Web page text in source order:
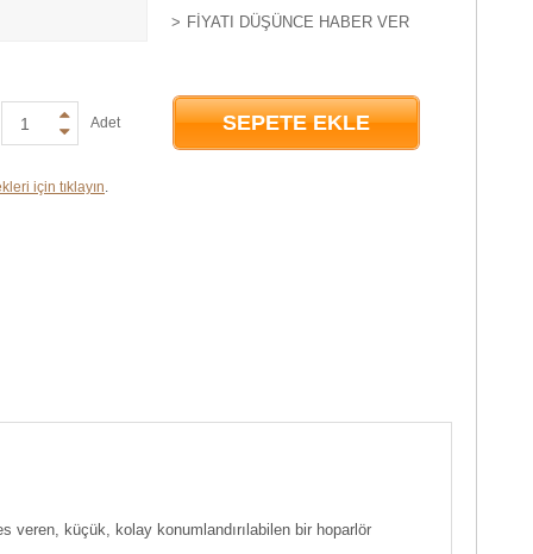
FIYATI DÜŞÜNCE HABER VER
Adet SEPETE EKLE
için tıklayın.
küçük, kolay konumlandırılabilen bir hoparlör